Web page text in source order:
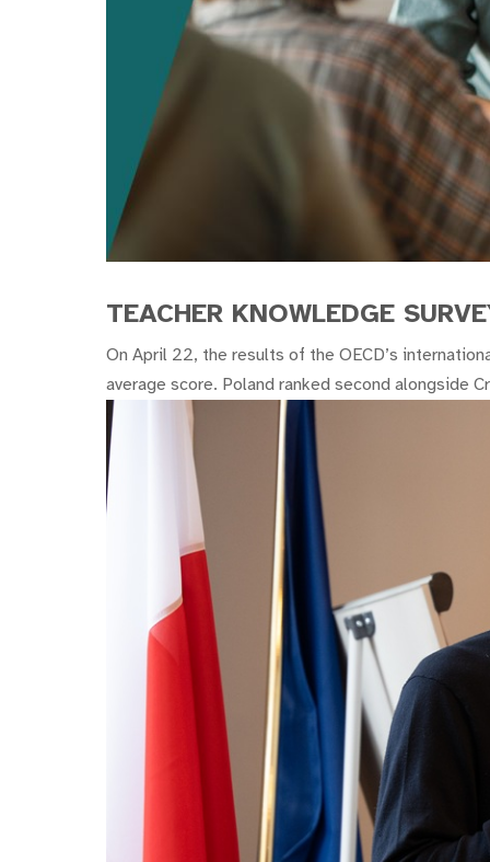
TEACHER KNOWLEDGE
On April 22, the results of the OECD’s
average score. Poland ranked second alongside